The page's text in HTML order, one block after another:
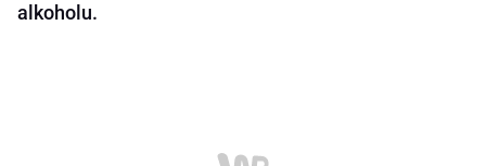
alkoholu.